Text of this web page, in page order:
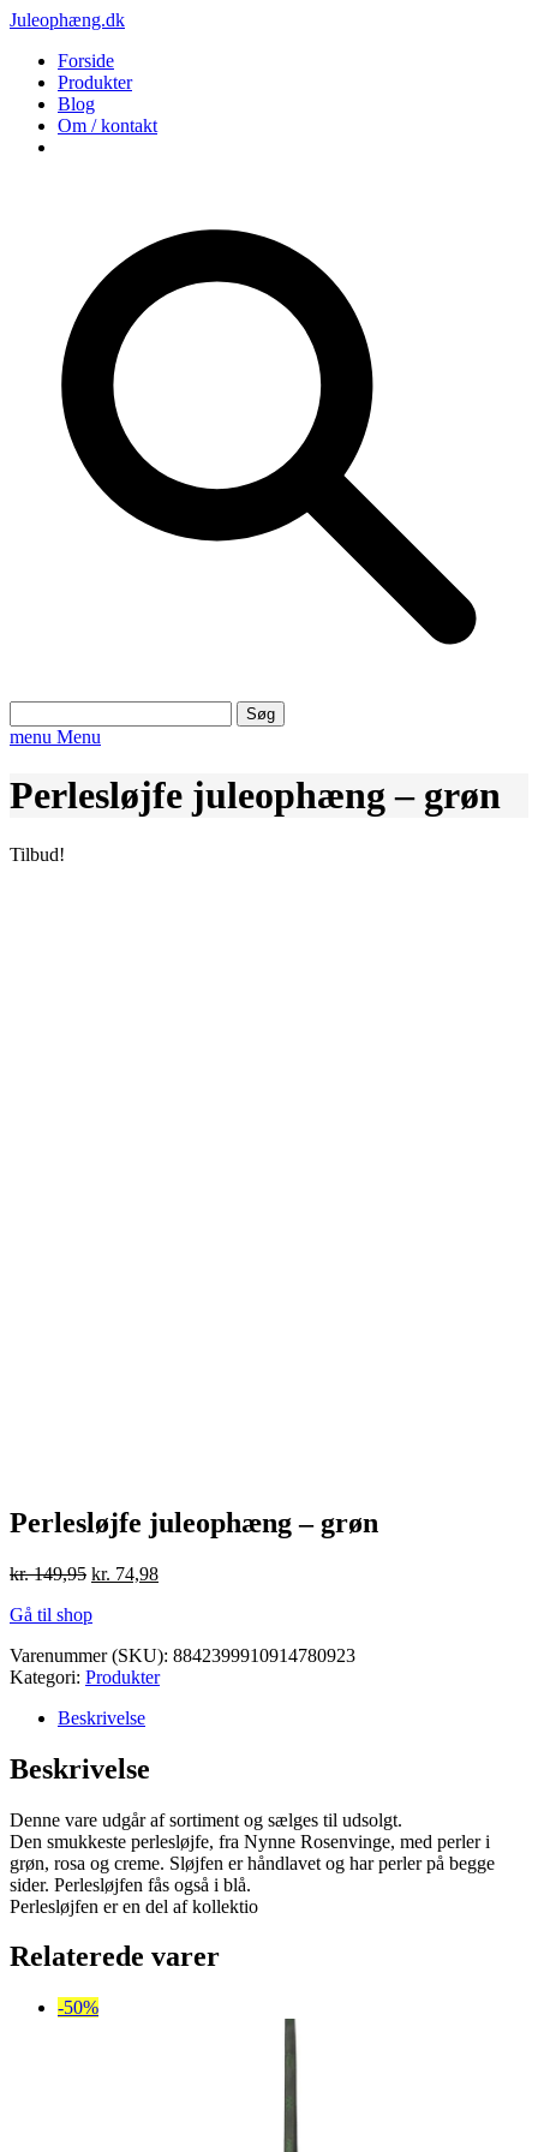
Juleophæng.dk
Forside
Produkter
Blog
Om / kontakt
efter:
menu Menu
Perlesløjfe juleophæng – grøn
Tilbud!
Perlesløjfe juleophæng – grøn
kr.149,95 Den
pris
kr. 149,95.
kr. 74,98Den
kr. 74,98.
Gå til shop
Varenummer (SKU): 8842399910914780923
Kategori: Produkter
Beskrivelse
Beskrivelse
Denne vare udgår af sortiment og sælges til udsolgt.
Den smukkeste perlesløjfe, fra Nynne Rosenvinge, med perler i
grøn, rosa og creme. Sløjfen er håndlavet og har perler på begge
sider. Perlesløjfen fås også i blå.
Perlesløjfen er en del af kollektio
Relaterede varer
-50%